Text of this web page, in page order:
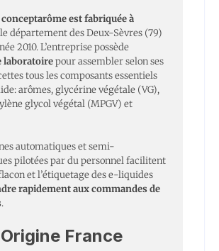
est fabriquée à
département des Deux-Sèvres (79)
2010. L’entreprise possède
laboratoirepour assembler selon ses
tous les composants essentiels
arômes, glycérine végétale (VG),
glycol végétal (MPGV) et
automatiques et semi-
pilotées par du personnel facilitent
et l’étiquetage des e-liquides
rapidement aux commandes de
.
France